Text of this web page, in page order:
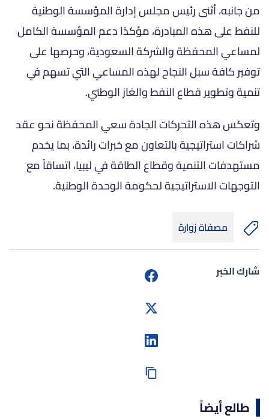
من جانبه، أثنى رئيس مجلس إدارة المؤسسة الوطنية
للنفط على هذه المبادرة، مؤكدًا دعم المؤسسة الكامل
لمساعي المحفظة والشركة السعودية، وحرصها على
توفير كافة سبل النجاح لهذه المساعي التي تسهم في
تنمية وتطوير قطاع النفط والغاز الوطني.
وتعكس هذه التحركات الجادة سعي المحفظة نحو عقد
شراكات استراتيجية بالتعاون مع خبرات رائدة، بما يخدم
مستهدفات التنمية وقطاع الطاقة في ليبيا، اتساقاً مع
التوجهات الاستراتيجية لحكومة الوحدة الوطنية.
مصفاة زوارة
شارك الخبر
طالع أيضاً